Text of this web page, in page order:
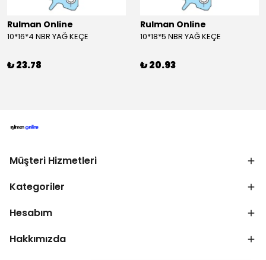
Rulman Online
10*16*4 NBR YAĞ KEÇE
₺ 23.78
Rulman Online
10*18*5 NBR YAĞ KEÇE
₺ 20.93
Müşteri Hizmetleri
Kategoriler
Hesabım
Hakkımızda